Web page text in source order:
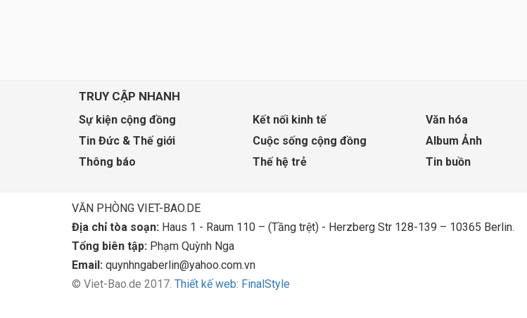
TRUY CẬP NHANH
Sự kiện cộng đồng Kết nối kinh tế
Văn hóa
Tin Đức & Thế giới
Cuộc sống cộng đồng
Album Ảnh
Thông báo
Thế hệ trẻ Tin buồn
VĂN PHÒNG VIET-BAO.DE
Địa chỉ tòa soạn: Haus 1 - Raum 110 – (Tầng trệt) - Herzberg Str 128-139 – 10365 Berlin.
Tổng biên tập: Phạm Quỳnh Nga
Email: quynhngaberlin@yahoo.com.vn
© Viet-Bao.de 2017. Thiết kế web: FinalStyle